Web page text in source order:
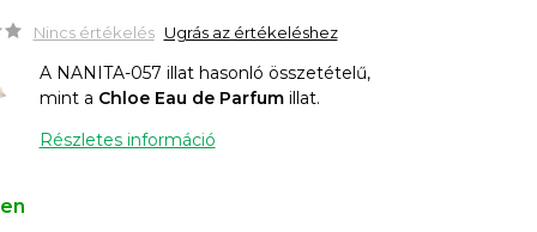
Nincs értékelés Ugrás az értékeléshez
A NANITA-057 illat hasonló összetételű,
mint a Chloe Eau de Parfumillat.
Részletes információ